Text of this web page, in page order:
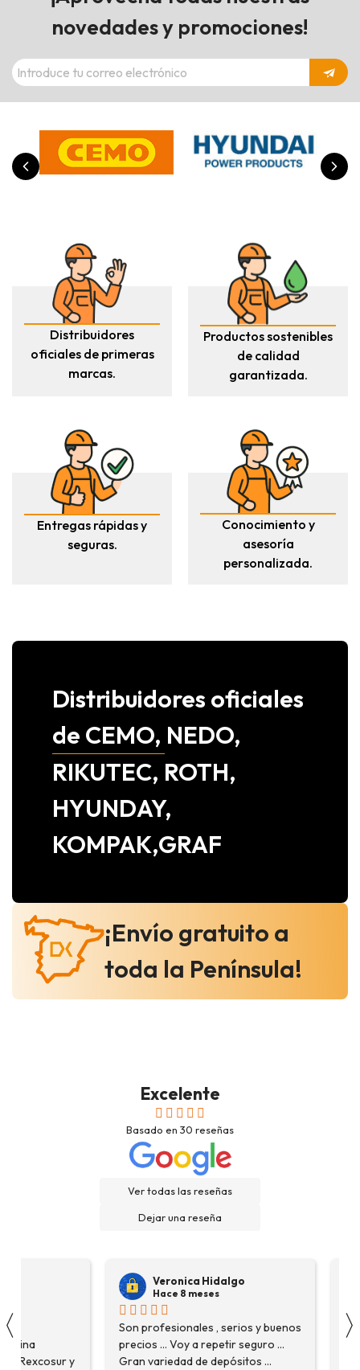
novedades y promociones!
Distribuidores
oficiales de primeras
marcas.
Productos sostenibles
de calidad
garantizada.
Entregas rápidas y
seguras.
Conocimiento y
asesoría
personalizada.
Distribuidores oficiales
de CEMO, NEDO,
RIKUTEC, ROTH,
HYUNDAY,
KOMPAK,GRAF
¡Envío gratuito a
toda la Península!
Excelente
Basado en 30 reseñas
Ver todas las reseñas
Dejar una reseña
en Rexcosur y
Veronica Hidalgo
Hace 8 meses
Son profesionales , serios y buenos
precios ... Voy a repetir seguro ...
Gran variedad de depósitos ...